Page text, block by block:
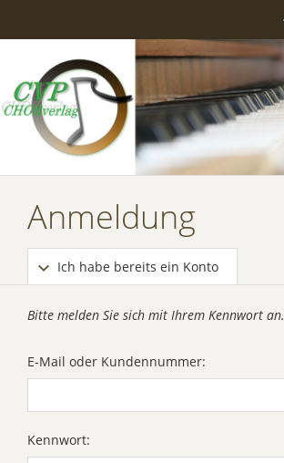
Anmeldung
Ich habe bereits ein Konto
Bitte melden Sie sich mit Ihrem Kennwort an.
E-Mail oder Kundennummer:
Kennwort: